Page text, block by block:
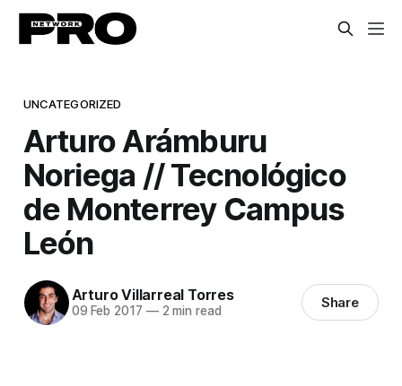
UNCATEGORIZED
Arturo Arámburu
Noriega // Tecnológico
de Monterrey Campus
León
Arturo Villarreal Torres
09 Feb 2017 —2 min read Share